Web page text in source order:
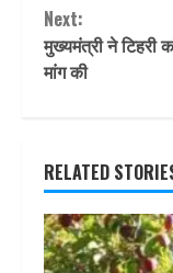
Next:
मुख्यमंत्री ने
मांग की
RELATED